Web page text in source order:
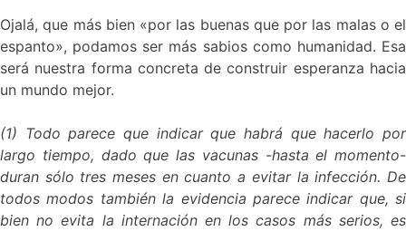
Ojalá, que más bien «por las buenas que por las malas o el
espanto», podamos ser más sabios como humanidad. Esa
será nuestra forma concreta de construir esperanza hacia
un mundo mejor.
(1) Todo parece que indicar que habrá que hacerlo por
largo tiempo, dado que las vacunas -hasta el momento-
duran sólo tres meses en cuanto a evitar la infección. De
todos modos también la evidencia parece indicar que, si
bien no evita la internación en los casos más serios, es